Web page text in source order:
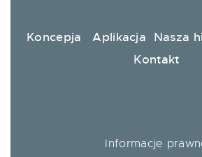
Koncepja Aplikacja Nasza
Kontakt
Informacje